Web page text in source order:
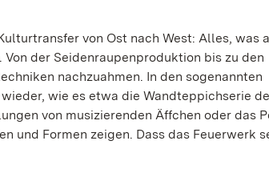
von Ost nach West: Alles, was
der Seidenraupenproduktion bis zu den
nachzuahmen. In den sogenannten
wie es etwa die Wandteppichserie
von musizierenden Äffchen oder das
und Formen zeigen. Dass das Feuerwerk